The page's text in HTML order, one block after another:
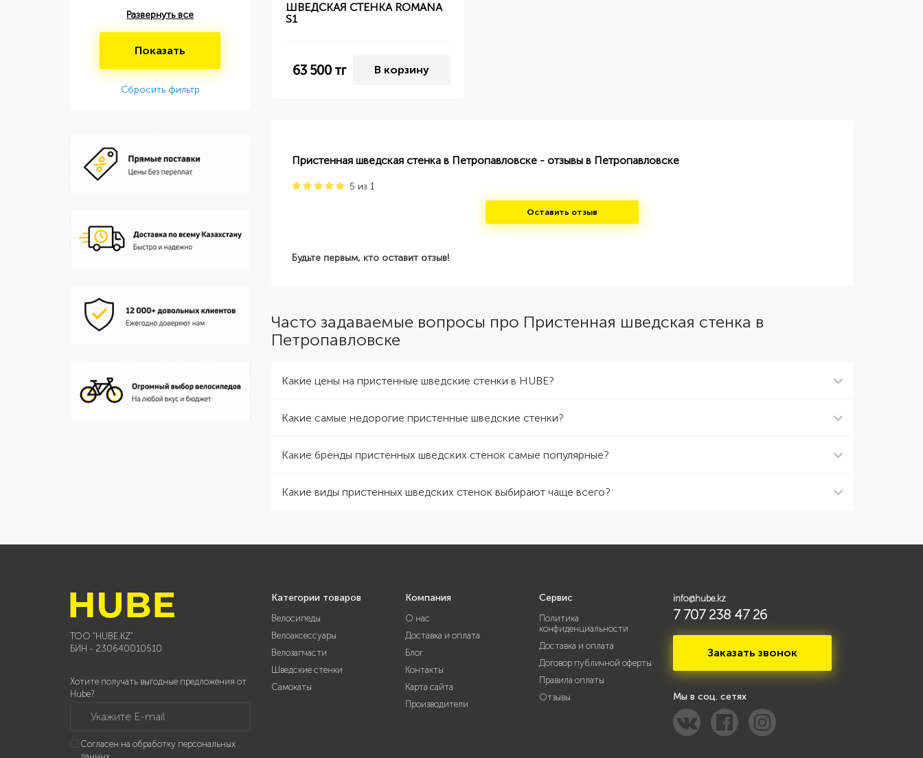
Развернуть все
Показать
Сбросить фильтр
ШВЕДСКАЯ СТЕНКА ROMANA
S1
63 500тг В корзину
Пристенная шведская стенка в Петропавловске - отзывы в Петропавловске
5 из 1
Оставить отзыв
Будьте первым, кто оставит отзыв!
Часто задаваемые вопросы про Пристенная шведская стенка в
Петропавловске
Какие цены на пристенные шведские стенки в HUBE?
Какие самые недорогие пристенные шведские стенки?
Какие бренды пристенных шведских стенок самые популярные?
Какие виды пристенных шведских стенок выбирают чаще всего?
ТОО "HUBE.KZ"
БИН - 230640010510
Хотите получать выгодные предложения от
Hube?
Укажите E-mail
Согласен на обработку персональных
Категории товаров
Велосипеды
Велоаксессуары
Велозапчасти
Шведские стенки
Самокаты
Компания
О нас
Доставка и оплата
Блог
Контакты
Карта сайта
Производители
Сервис
Политика
конфиденциальности
Доставка и оплата
Договор публичной оферты
Правила оплаты
Отзывы
info@hube.kz
7 707 238 47 26
Заказать звонок
Мы в соц. сетях